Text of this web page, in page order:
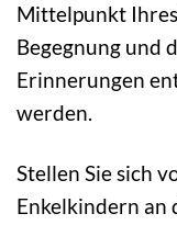
Mittelpunkt
Begegnung und
Erinnerungen
werden.
Stellen Sie sich
Enkelkindern an